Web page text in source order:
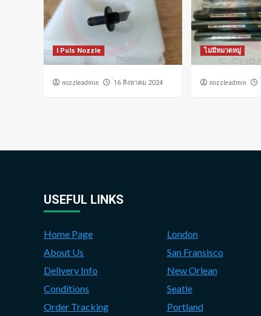
I Puls Nozzle
nozzleadmin ่16 สิงหาคม 2024
ไม่มีหมวดหมู่
nozzleadmin
USEFUL LINKS
Home Page
About Us
Delivery Info
Conditions
Order Tracking
London
San Fransisco
New Orlean
Seatle
Portland